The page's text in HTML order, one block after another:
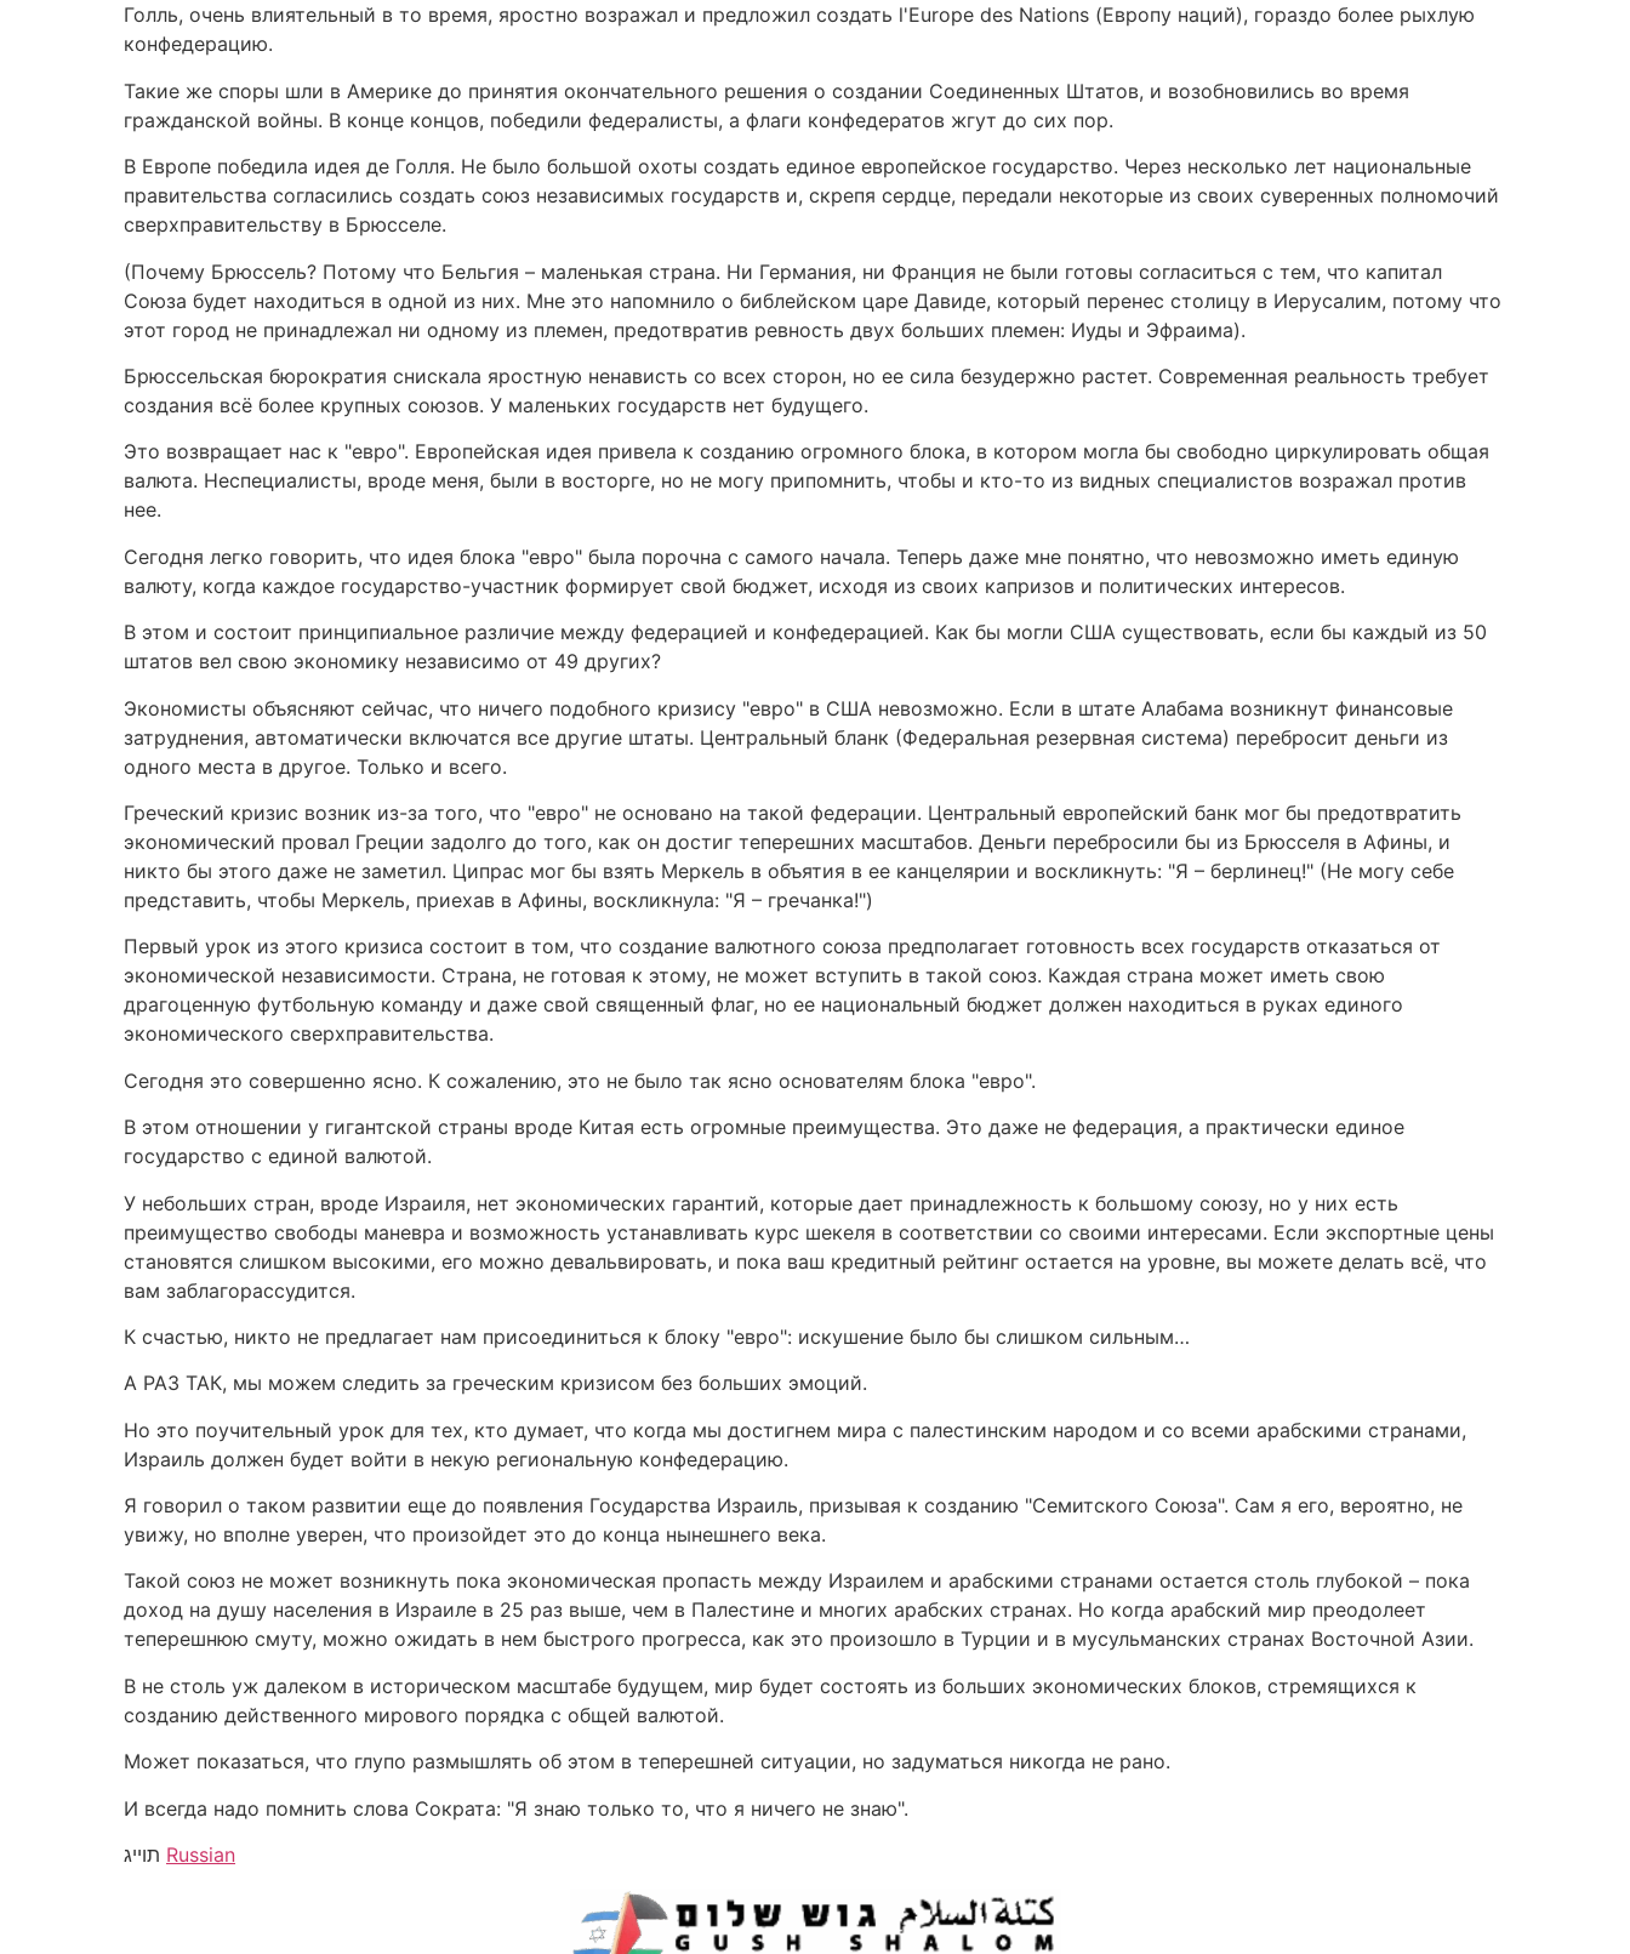
Голль, очень влиятельный в то время, яростно возражал и предложил создать l'Europe des Nations (Европу наций), гораздо более рыхлую
конфедерацию.
Такие же споры шли в Америке до принятия окончательного решения о создании Соединенных Штатов, и возобновились во время
гражданской войны. В конце концов, победили федералисты, а флаги конфедератов жгут до сих пор.
В Европе победила идея де Голля. Не было большой охоты создать единое европейское государство. Через несколько лет национальные
правительства согласились создать союз независимых государств и, скрепя сердце, передали некоторые из своих суверенных полномочий
сверхправительству в Брюсселе.
(Почему Брюссель? Потому что Бельгия – маленькая страна. Ни Германия, ни Франция не были готовы согласиться с тем, что капитал
Союза будет находиться в одной из них. Мне это напомнило о библейском царе Давиде, который перенес столицу в Иерусалим, потому что
этот город не принадлежал ни одному из племен, предотвратив ревность двух больших племен: Иуды и Эфраима).
Брюссельская бюрократия снискала яростную ненависть со всех сторон, но ее сила безудержно растет. Современная реальность требует
создания всё более крупных союзов. У маленьких государств нет будущего.
Это возвращает нас к "евро". Европейская идея привела к созданию огромного блока, в котором могла бы свободно циркулировать общая
валюта. Неспециалисты, вроде меня, были в восторге, но не могу припомнить, чтобы и кто-то из видных специалистов возражал против
нее.
Сегодня легко говорить, что идея блока "евро" была порочна с самого начала. Теперь даже мне понятно, что невозможно иметь единую
валюту, когда каждое государство-участник формирует свой бюджет, исходя из своих капризов и политических интересов.
В этом и состоит принципиальное различие между федерацией и конфедерацией. Как бы могли США существовать, если бы каждый из 50
штатов вел свою экономику независимо от 49 других?
Экономисты объясняют сейчас, что ничего подобного кризису "евро" в США невозможно. Если в штате Алабама возникнут финансовые
затруднения, автоматически включатся все другие штаты. Центральный бланк (Федеральная резервная система) перебросит деньги из
одного места в другое. Только и всего.
Греческий кризис возник из-за того, что "евро" не основано на такой федерации. Центральный европейский банк мог бы предотвратить
экономический провал Греции задолго до того, как он достиг теперешних масштабов. Деньги перебросили бы из Брюсселя в Афины, и
никто бы этого даже не заметил. Ципрас мог бы взять Меркель в объятия в ее канцелярии и воскликнуть: "Я – берлинец!" (Не могу себе
представить, чтобы Меркель, приехав в Афины, воскликнула: "Я – гречанка!")
Первый урок из этого кризиса состоит в том, что создание валютного союза предполагает готовность всех государств отказаться от
экономической независимости. Страна, не готовая к этому, не может вступить в такой союз. Каждая страна может иметь свою
драгоценную футбольную команду и даже свой священный флаг, но ее национальный бюджет должен находиться в руках единого
экономического сверхправительства.
Сегодня это совершенно ясно. К сожалению, это не было так ясно основателям блока "евро".
В этом отношении у гигантской страны вроде Китая есть огромные преимущества. Это даже не федерация, а практически единое
государство с единой валютой.
У небольших стран, вроде Израиля, нет экономических гарантий, которые дает принадлежность к большому союзу, но у них есть
преимущество свободы маневра и возможность устанавливать курс шекеля в соответствии со своими интересами. Если экспортные цены
становятся слишком высокими, его можно девальвировать, и пока ваш кредитный рейтинг остается на уровне, вы можете делать всё, что
вам заблагорассудится.
К счастью, никто не предлагает нам присоединиться к блоку "евро": искушение было бы слишком сильным…
А РАЗ ТАК, мы можем следить за греческим кризисом без больших эмоций.
Но это поучительный урок для тех, кто думает, что когда мы достигнем мира с палестинским народом и со всеми арабскими странами,
Израиль должен будет войти в некую региональную конфедерацию.
Я говорил о таком развитии еще до появления Государства Израиль, призывая к созданию "Семитского Союза". Сам я его, вероятно, не
увижу, но вполне уверен, что произойдет это до конца нынешнего века.
Такой союз не может возникнуть пока экономическая пропасть между Израилем и арабскими странами остается столь глубокой – пока
доход на душу населения в Израиле в 25 раз выше, чем в Палестине и многих арабских странах. Но когда арабский мир преодолеет
теперешнюю смуту, можно ожидать в нем быстрого прогресса, как это произошло в Турции и в мусульманских странах Восточной Азии.
В не столь уж далеком в историческом масштабе будущем, мир будет состоять из больших экономических блоков, стремящихся к
созданию действенного мирового порядка с общей валютой.
Может показаться, что глупо размышлять об этом в теперешней ситуации, но задуматься никогда не рано.
И всегда надо помнить слова Сократа: "Я знаю только то, что я ничего не знаю".
Russian